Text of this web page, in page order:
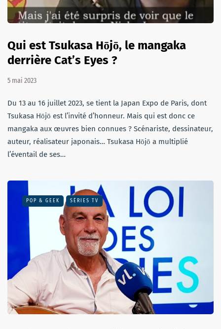
Qui est Tsukasa Hōjō, le mangaka
derrière Cat’s Eyes ?
5 mai 2023
Du 13 au 16 juillet 2023, se tient la Japan Expo de Paris, dont
Tsukasa Hōjō est l’invité d’honneur. Mais qui est donc ce
mangaka aux œuvres bien connues ? Scénariste, dessinateur,
auteur, réalisateur japonais… Tsukasa Hōjō a multiplié
l’éventail de ses…
POP & GEEK SÉRIES TV